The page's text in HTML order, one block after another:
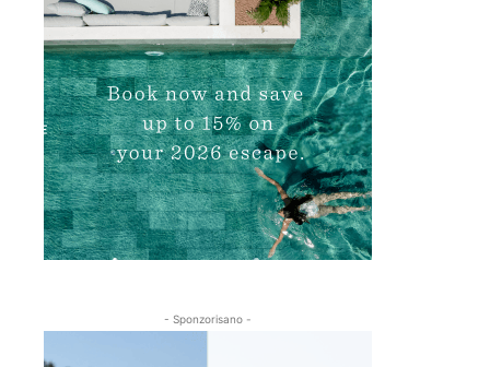
- Sponzorisano -